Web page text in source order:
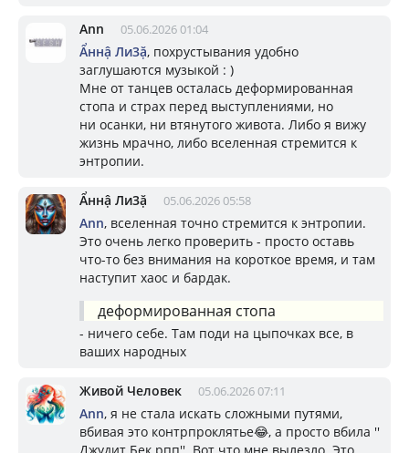
Ann 05.06.2026 01:04
Ẩннậ Ли3ặ, похрустывания удобно
заглушаются музыкой : )
Мне от танцев осталась деформированная
стопа и страх перед выступлениями, но
ни осанки, ни втянутого живота. Либо я вижу
жизнь мрачно, либо вселенная стремится к
энтропии.
Ẩннậ Ли3ặ 05.06.2026 05:58
Ann, вселенная точно стремится к энтропии.
Это очень легко проверить - просто оставь
что-то без внимания на короткое время, и там
наступит хаос и бардак.
деформированная стопа
- ничего себе. Там поди на цыпочках все, в
ваших народных
Живой Человек 05.06.2026 07:11
Ann, я не стала искать сложными путями,
вбивая это контрпроклятье😂, а просто вбила ''